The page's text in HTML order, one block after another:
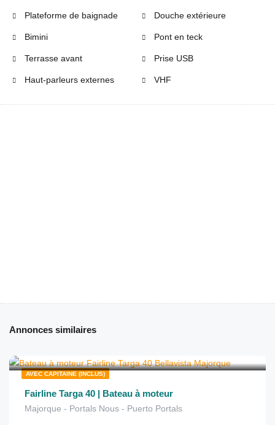
Plateforme de baignade
Bimini
Terrasse avant
Haut-parleurs externes
Douche extérieure
Pont en teck
Prise USB
VHF
Annonces similaires
AVEC CAPITAINE (INCLUS)
Fairline Targa 40 | Bateau à moteur
Majorque - Portals Nous - Puerto Portals